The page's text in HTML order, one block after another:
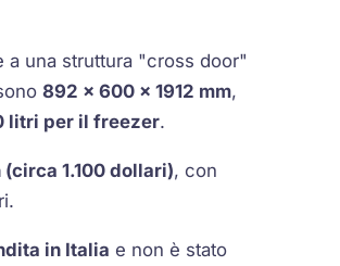
a una struttura "cross door"
892 × 600 × 1912 mm,
litri per il freezer.
1.100 dollari), con
in Italia e non è stato